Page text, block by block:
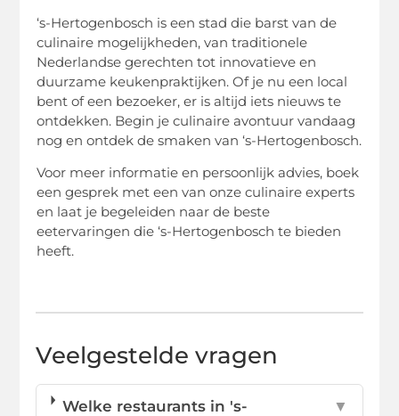
‘s-Hertogenbosch is een stad die barst van de
culinaire mogelijkheden, van traditionele
Nederlandse gerechten tot innovatieve en
duurzame keukenpraktijken. Of je nu een local
bent of een bezoeker, er is altijd iets nieuws te
ontdekken. Begin je culinaire avontuur vandaag
nog en ontdek de smaken van ‘s-Hertogenbosch.
Voor meer informatie en persoonlijk advies, boek
een gesprek met een van onze culinaire experts
en laat je begeleiden naar de beste
eetervaringen die ‘s-Hertogenbosch te bieden
heeft.
Veelgestelde vragen
Welke restaurants in 's-
▼